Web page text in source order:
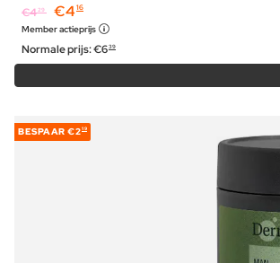
€429 €4 16
Member actieprijs
Normale prijs:€639
BESPAAR €219